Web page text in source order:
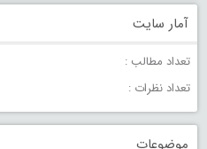
آمار سایت
تعداد مطالب :
تعداد نظرات :
موضوعات